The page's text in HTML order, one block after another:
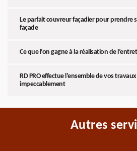
Le parfait couvreur façadier pour prendre
façade
Ce que l’on gagne à la réalisation de
RD PRO effectue l’ensemble de vos
impeccablement
Autres